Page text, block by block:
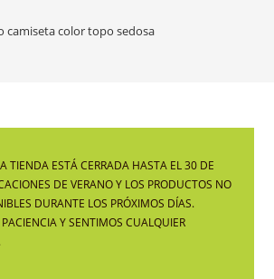
camiseta color topo sedosa
TIENDA ESTÁ CERRADA HASTA EL 30 DE
DE VERANO Y LOS PRODUCTOS NO
DURANTE LOS PRÓXIMOS DÍAS.
Y SENTIMOS CUALQUIER